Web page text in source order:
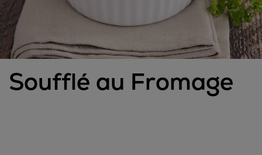
Soufflé au Fromage